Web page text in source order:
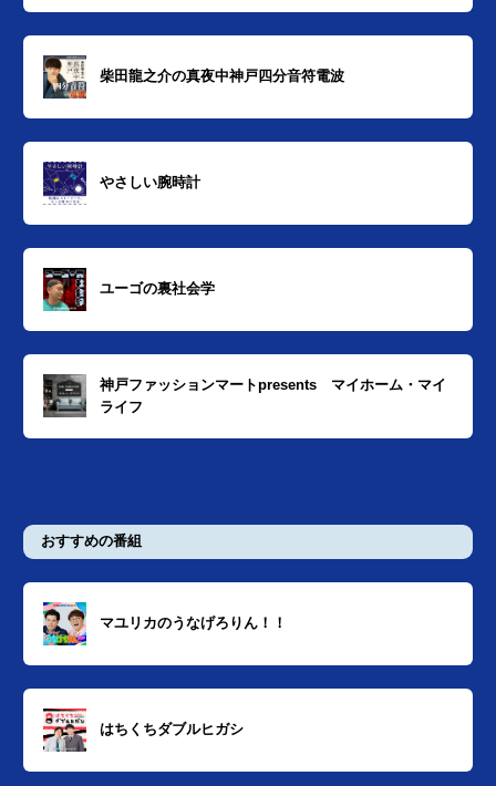
柴田龍之介の真夜中神戸四分音符電波
やさしい腕時計
ユーゴの裏社会学
神戸ファッションマートpresents マイホーム・マイ
ライフ
おすすめの番組
マユリカのうなげろりん！！
はちくちダブルヒガシ